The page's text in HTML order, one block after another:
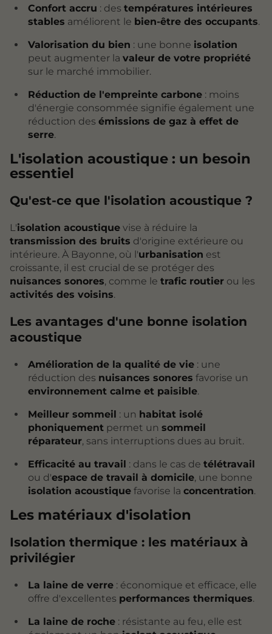
Confort accru : des températures intérieures
stables améliorent le bien-être des occupants.
Valorisation du bien : une bonne isolation
peut augmenter la valeur de votre propriété
sur le marché immobilier.
Réduction de l'empreinte carbone: moins
d'énergie consommée signifie également une
réduction des émissions de gaz à effet de
serre.
L'isolation acoustique : un besoin
essentiel
Qu'est-ce que l'isolation acoustique ?
L'isolation acoustique vise à réduire la
transmission des bruits d'origine extérieure ou
intérieure. À Bayonne, où l'urbanisation est
croissante, il est crucial de se protéger des
nuisances sonores, comme le trafic routier ou les
activités des voisins.
Les avantages d'une bonne isolation
acoustique
Amélioration de la qualité de vie: une
réduction des nuisances sonores favorise un
environnement calme et paisible.
Meilleur sommeil : un habitat isolé
phoniquementpermet un sommeil
réparateur, sans interruptions dues au bruit.
Efficacité au travail : dans le cas de télétravail
ou d'espace de travail à domicile, une bonne
isolation acoustiquefavorise la concentration.
Les matériaux d'isolation
Isolation thermique : les matériaux à
privilégier
La laine de verre: économique et efficace, elle
offre d'excellentes performances thermiques.
La laine de roche: résistante au feu, elle est